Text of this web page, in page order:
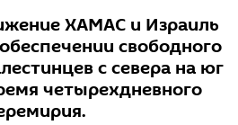
ХАМАС и Израиль
свободного
с севера на юг
четырехдневного